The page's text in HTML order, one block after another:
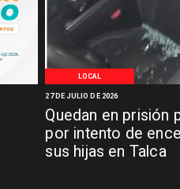
LOCAL
Quedan en prisión
por intento de
sus hijas en Talca
27 DE JULIO DE 2026